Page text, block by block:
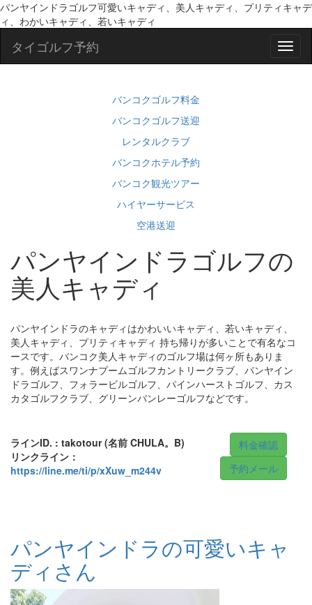
パンヤインドラゴルフ可愛いキャディ、美人キャディ、プリティキャデ
ィ、わかいキャディ、若いキャディ
タイゴルフ予約
バンコクゴルフ料金
バンコクゴルフ送迎
レンタルクラブ
バンコクホテル予約
バンコク観光ツアー
ハイヤーサービス
空港送迎
パンヤインドラゴルフの
美人キャディ
パンヤインドラのキャディはかわいいキャディ、若いキャディ、
美人キャディ、プリティキャディ 持ち帰りが多いことで有名なコ
ースです。バンコク美人キャディのゴルフ場は何ヶ所もありま
す。例えばスワンナプームゴルフカントリークラブ、パンヤイン
ドラゴルフ、フォラービルゴルフ、パインハーストゴルフ、カス
カタゴルフクラブ、グリーンバンレーゴルフなどです。
ラインID. : takotour (名前 CHULA。B)
リンクライン：
https://line.me/ti/p/xXuw_m244v
料金確認
予約メール
パンヤインドラの可愛いキャ
ディさん